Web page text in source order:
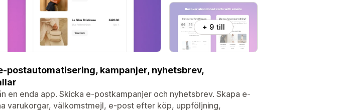
+ 9 till
postautomatisering, kampanjer, nyhetsbrev,
en enda app. Skicka e-postkampanjer och nyhetsbrev. Skapa e-
varukorgar, välkomstmejl, e-post efter köp, uppföljning,